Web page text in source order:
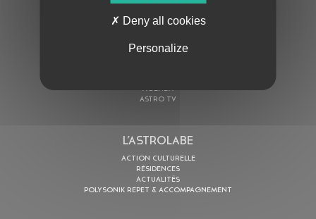
En cochant cette case, j’accepte la Politique de confidentialité
AGENDA
ASTRO TV
L’ASTROLABE
ACTION CULTURELLE
RÉSIDENCES
ACTUALITÉS
POLYSONIK REPET & ACCOMPAGNEMENT
Deny all cookies
Personalize